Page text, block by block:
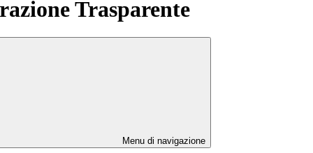
Trasparente
Menu di navigazione